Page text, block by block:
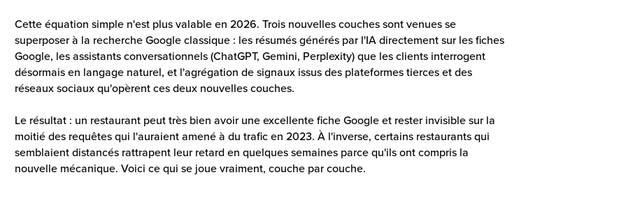
Cette équation simple n'est plus valable en 2026. Trois nouvelles couches sont venues se
superposer à la recherche Google classique : les résumés générés par l'IA directement sur les fiches
Google, les assistants conversationnels (ChatGPT, Gemini, Perplexity) que les clients interrogent
désormais en langage naturel, et l'agrégation de signaux issus des plateformes tierces et des
réseaux sociaux qu'opèrent ces deux nouvelles couches.
Le résultat : un restaurant peut très bien avoir une excellente fiche Google et rester invisible sur la
moitié des requêtes qui l'auraient amené à du trafic en 2023. À l'inverse, certains restaurants qui
semblaient distancés rattrapent leur retard en quelques semaines parce qu'ils ont compris la
nouvelle mécanique. Voici ce qui se joue vraiment, couche par couche.